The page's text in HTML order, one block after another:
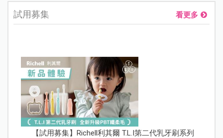
試用募集 看更多
【試用募集】Richell利其爾 T.L.I第二代乳牙刷系列